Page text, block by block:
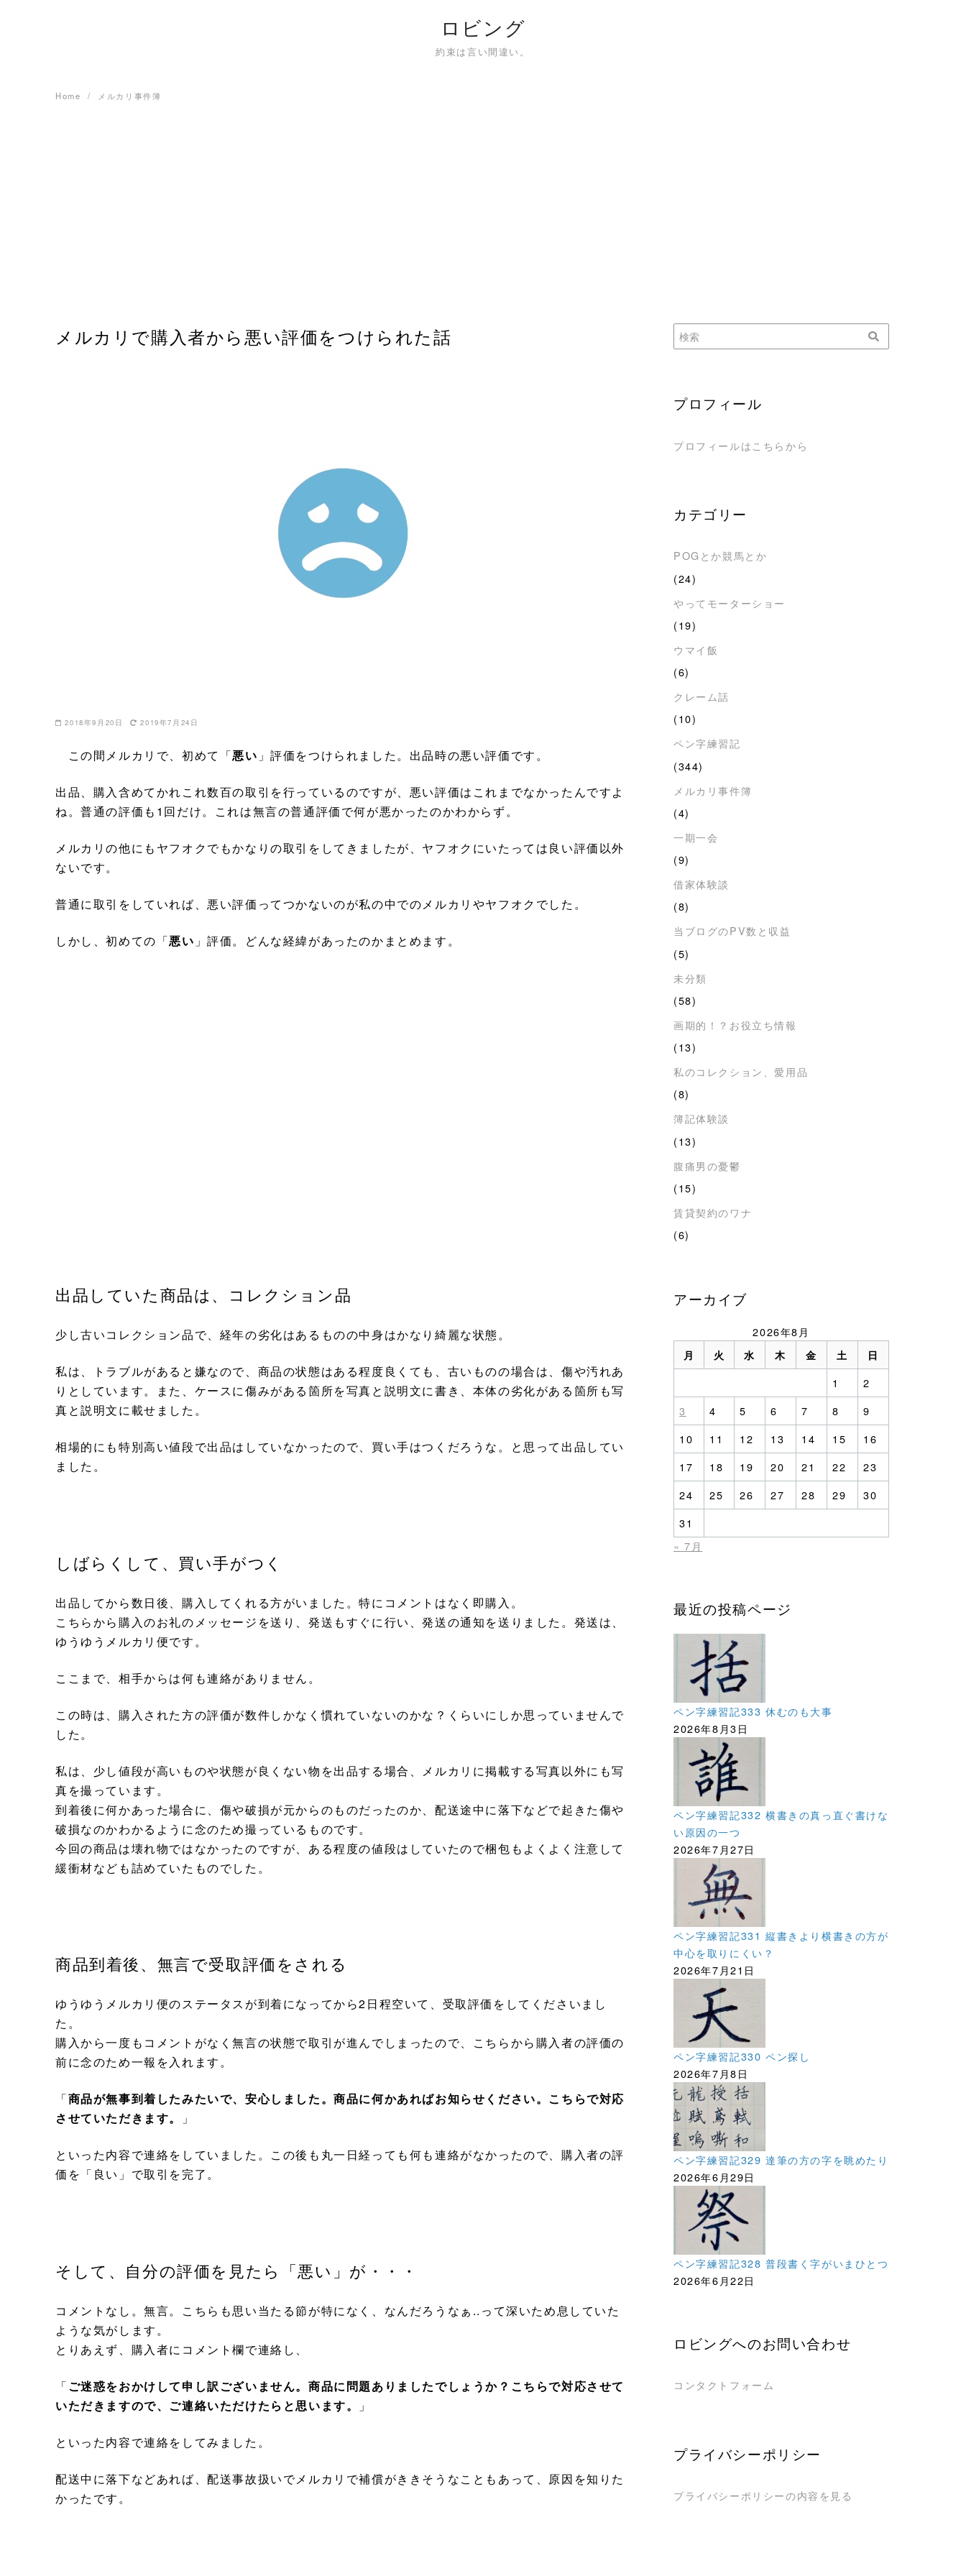
ロビング
約束は言い間違い。
Home メルカリ事件簿
メルカリで購入者から悪い評価をつけられた話
2018年9月20日 2019年7月24日
この間メルカリで、初めて「悪い 」評価をつけられました。出品時の悪い評価です。
出品、購入含めてかれこれ数百の取引を行っているのですが、悪い評価はこれまでなかったんですよ
ね。普通の評価も1回だけ。これは無言の普通評価で何が悪かったのかわからず。
メルカリの他にもヤフオクでもかなりの取引をしてきましたが、ヤフオクにいたっては良い評価以外
ないです。
普通に取引をしていれば、悪い評価ってつかないのが私の中でのメルカリやヤフオクでした。
しかし、初めての「悪い 」評価。どんな経緯があったのかまとめます。
出品していた商品は、コレクション品
少し古いコレクション品で、経年の劣化はあるものの中身はかなり綺麗な状態。
私は、トラブルがあると嫌なので、商品の状態はある程度良くても、古いものの場合は、傷や汚れあ
りとしています。また、ケースに傷みがある箇所を写真と説明文に書き、本体の劣化がある箇所も写
真と説明文に載せました。
相場的にも特別高い値段で出品はしていなかったので、買い手はつくだろうな。と思って出品してい
ました。
しばらくして、買い手がつく
出品してから数日後、購入してくれる方がいました。特にコメントはなく即購入。
こちらから購入のお礼のメッセージを送り、発送もすぐに行い、発送の通知を送りました。発送は、
ゆうゆうメルカリ便です。
ここまで、相手からは何も連絡がありません。
この時は、購入された方の評価が数件しかなく慣れていないのかな？くらいにしか思っていませんで
した。
私は、少し値段が高いものや状態が良くない物を出品する場合、メルカリに掲載する写真以外にも写
真を撮っています。
到着後に何かあった場合に、傷や破損が元からのものだったのか、配送途中に落下などで起きた傷や
破損なのかわかるように念のため撮っているものです。
今回の商品は壊れ物ではなかったのですが、ある程度の値段はしていたので梱包もよくよく注意して
緩衝材なども詰めていたものでした。
商品到着後、無言で受取評価をされる
ゆうゆうメルカリ便のステータスが到着になってから2日程空いて、受取評価をしてくださいまし
た。
購入から一度もコメントがなく無言の状態で取引が進んでしまったので、こちらから購入者の評価の
前に念のため一報を入れます。
「商品が無事到着したみたいで、安心しました。商品に何かあればお知らせください。こちらで対応
させていただきます。
」
といった内容で連絡をしていました。この後も丸一日経っても何も連絡がなかったので、購入者の評
価を「良い」で取引を完了。
そして、自分の評価を見たら「悪い」が・・・
コメントなし。無言。こちらも思い当たる節が特になく、なんだろうなぁ..って深いため息していた
ような気がします。
とりあえず、購入者にコメント欄で連絡し、
「ご迷惑をおかけして申し訳ございません。商品に問題ありましたでしょうか？こちらで対応させて
いただきますので、ご連絡いただけたらと思います。
」
といった内容で連絡をしてみました。
配送中に落下などあれば、配送事故扱いでメルカリで補償がききそうなこともあって、原因を知りた
かったです。
プロフィール
プロフィールはこちらから
カテゴリー
POGとか競馬とか
(24)
やってモーターショー
(19)
ウマイ飯
(6)
クレーム話
(10)
ペン字練習記
(344)
メルカリ事件簿
(4)
一期一会
(9)
借家体験談
(8)
当ブログのPV数と収益
(5)
未分類
(58)
画期的！？お役立ち情報
(13)
私のコレクション、愛用品
(8)
簿記体験談
(13)
腹痛男の憂鬱
(15)
賃貸契約のワナ
(6)
アーカイブ
2026年8月
月 火 水 木 金 土 日
1
2
3
4 5 6 7 8
9
10
11 12 13 14 15
16
17
18 19 20 21 22
23
24
25 26 27 28 29
30
31
« 7月
最近の投稿ページ
ペン字練習記333 休むのも大事
2026年8月3日
ペン字練習記332 横書きの真っ直ぐ書けな
い原因の一つ
2026年7月27日
ペン字練習記331 縦書きより横書きの方が
中心を取りにくい？
2026年7月21日
ペン字練習記330 ペン探し
2026年7月8日
ペン字練習記329 達筆の方の字を眺めたり
2026年6月29日
ペン字練習記328 普段書く字がいまひとつ
2026年6月22日
ロビングへのお問い合わせ
コンタクトフォーム
プライバシーポリシー
プライバシーポリシーの内容を見る